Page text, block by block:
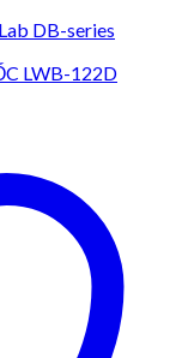
DB-series